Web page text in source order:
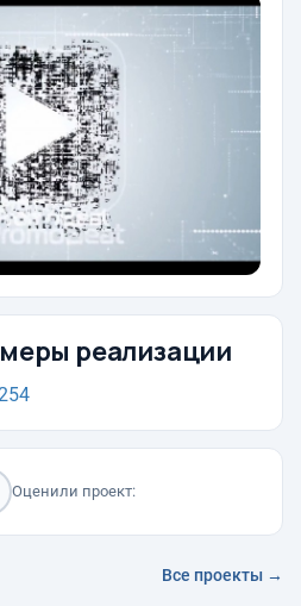
реализации
Оценили проект:
Все проекты →